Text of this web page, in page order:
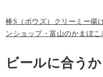
棒S（ボウズ）クリーミー揚
ンショップ・富山のかまぼ
ビールに合う